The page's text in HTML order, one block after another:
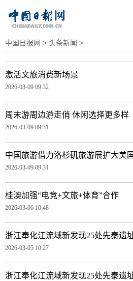
中国日报网 > 头条新闻 >
激活文旅消费新场景
2026-03-09 09:32
周末游周边游走俏 休闲选择更多样
2026-03-09 09:31
中国旅游借力洛杉矶旅游展扩大美
2026-03-09 09:31
桂澳加强“电竞+文旅+体育”合作
2026-03-06 10:48
浙江奉化江流域新发现25处先秦遗
2026-03-05 10:27
浙江奉化江流域新发现25处先秦遗